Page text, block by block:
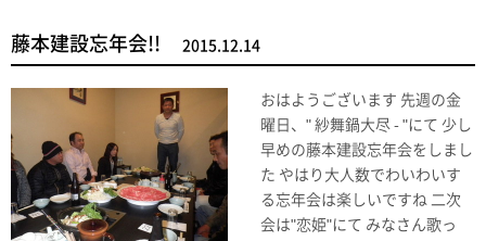
藤本建設忘年会!! 2015.12.14
おはようございます 先週の金
曜日、" 紗舞鍋大尽 - "にて 少し
早めの藤本建設忘年会をしまし
た やはり大人数でわいわいす
る忘年会は楽しいですね 二次
会は"恋姫"にて みなさん歌っ